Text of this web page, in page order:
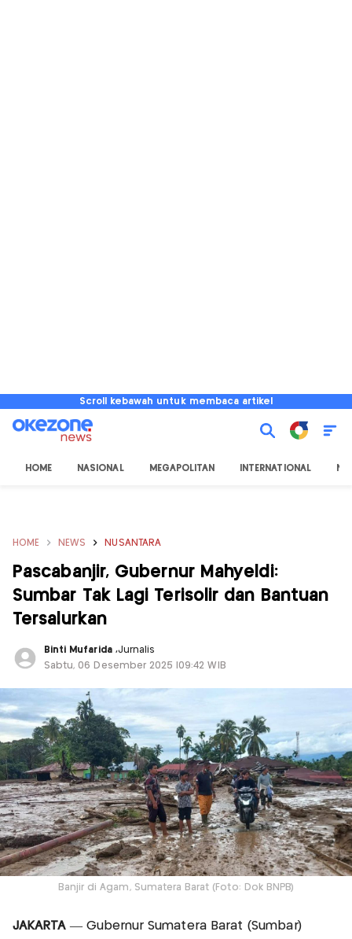
Scroll kebawah untuk membaca artikel
HOME NASIONAL MEGAPOLITAN INTERNATIONAL
HOME NEWS NUSANTARA
Pascabanjir, Gubernur Mahyeldi:
Sumbar Tak Lagi Terisolir dan Bantuan
Tersalurkan
Binti Mufarida ,Jurnalis
Sabtu, 06 Desember 2025 |09:42 WIB
Banjir di Agam, Sumatera Barat (Foto: Dok BNPB)
JAKARTA— Gubernur Sumatera Barat (Sumbar)